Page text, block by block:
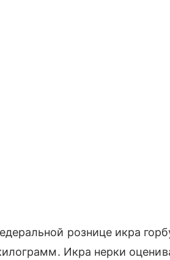
рознице икра
Икра нерки